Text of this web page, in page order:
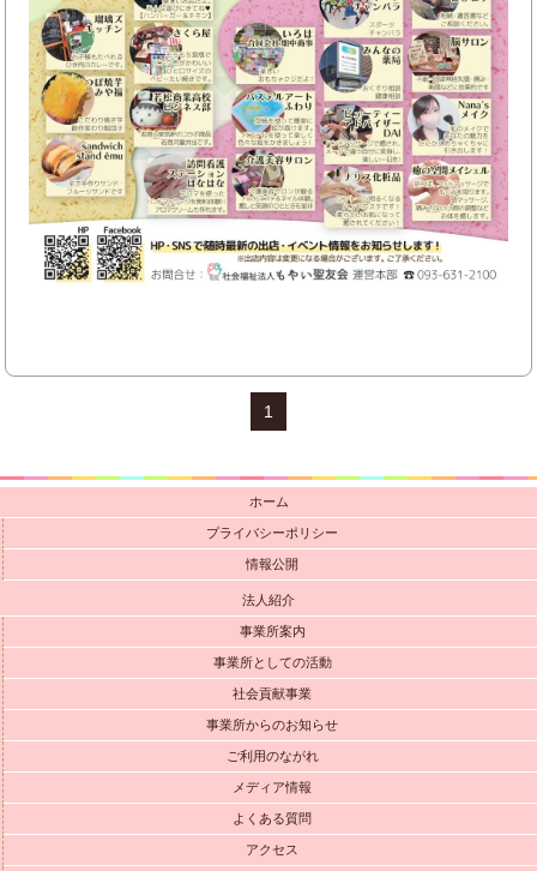
1
ホーム
プライバシーポリシー
情報公開
法人紹介
事業所案内
事業所としての活動
社会貢献事業
事業所からのお知らせ
ご利用のながれ
メディア情報
よくある質問
アクセス